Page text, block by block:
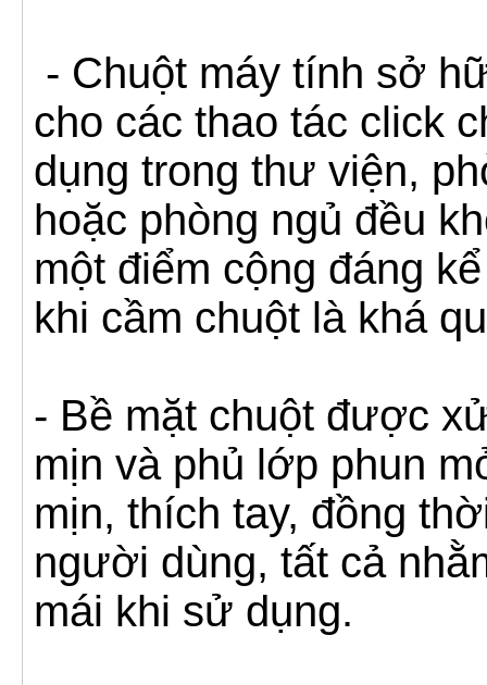
- Chuột máy tính sở
cho các thao tác click
dụng trong thư viện,
hoặc phòng ngủ đều
một điểm cộng đáng
khi cầm chuột là khá
- Bề mặt chuột được
mịn và phủ lớp phun
mịn, thích tay, đồng
người dùng, tất cả
mái khi sử dụng.